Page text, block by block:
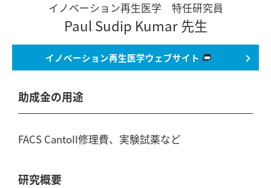
イノベーション再生医学 特任研究員
Paul Sudip Kumar 先生
イノベーション再生医学ウェブサイト
助成金の用途
FACS CantoII修理費、実験試薬など
研究概要